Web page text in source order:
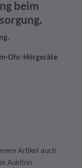
beim
Ohr-Hörgeräte
Artikel auch
Auktion